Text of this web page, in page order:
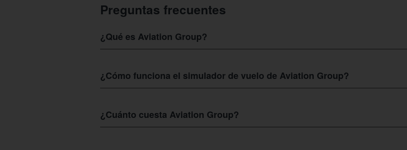
Preguntas frecuentes
¿Qué es Aviation Group?
a los simuladores de divulgación A320SR Full Motion y un espectacular F-18 SuperHornet.
¿Cómo funciona el simulador de vuelo de Aviation Group?
Motion es tan profesional que es usado para la formación de verdaderos pilotos de avión.
Gracias a su sistema envolvente sentirás que vives una experiencia real e intensa, pues no
¿Cuánto cuesta Aviation Group?